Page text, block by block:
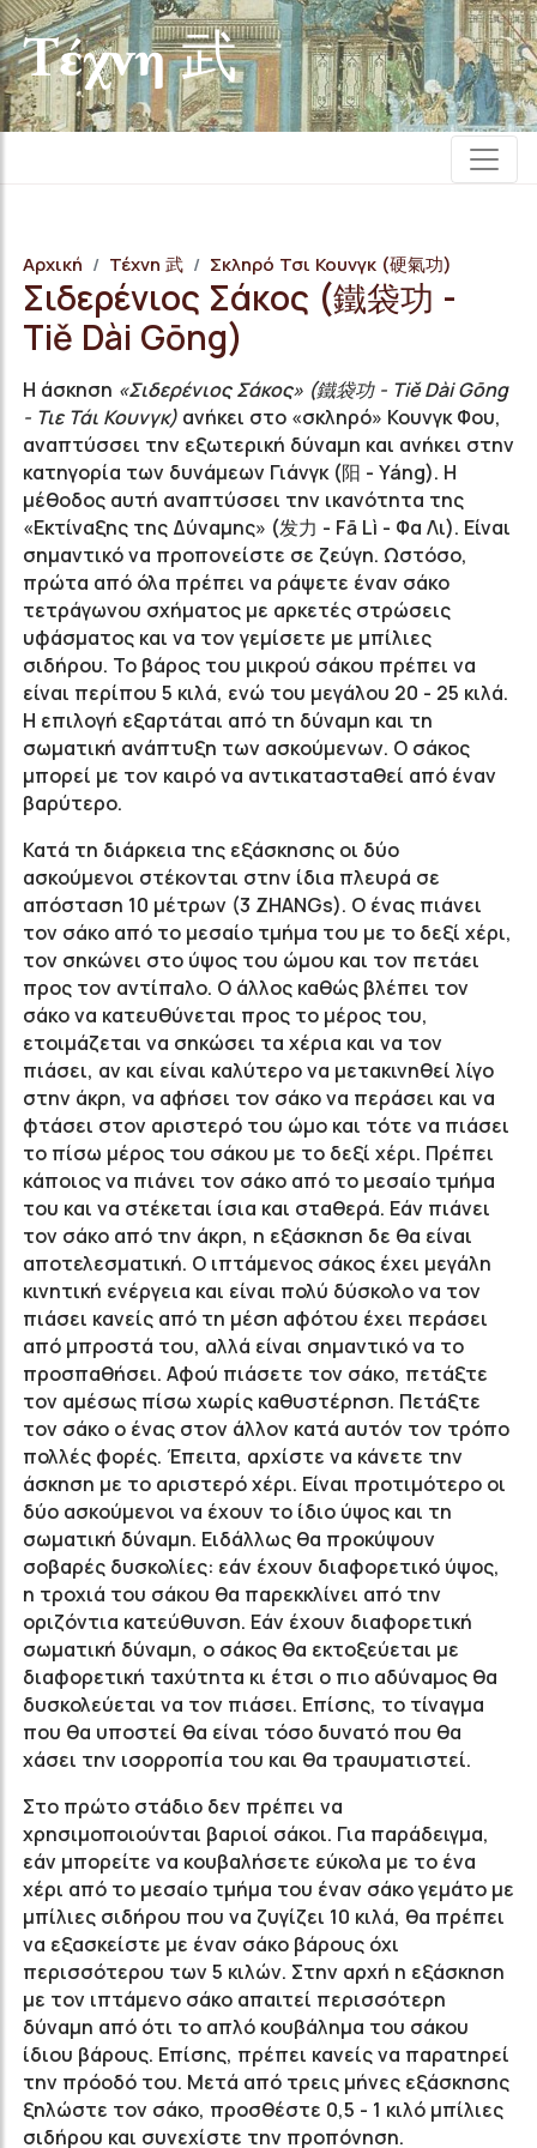
Τέχνη 武
Αρχική Τέχνη 武 Σκληρό Τσι Κουνγκ (硬氣功)
Σιδερένιος Σάκος (鐵袋功 -
Tiě Dài Gōng)
Η άσκηση «Σιδερένιος Σάκος» (鐵袋功 - Tiě Dài Gōng
- Τιε Τάι Κουνγκ) ανήκει στο «σκληρό» Κουνγκ Φου,
αναπτύσσει την εξωτερική δύναμη και ανήκει στην
κατηγορία των δυνάμεων Γιάνγκ (阳 - Yáng). Η
μέθοδος αυτή αναπτύσσει την ικανότητα της
«Εκτίναξης της Δύναμης» (发力 - Fā Lì - Φα Λι). Είναι
σημαντικό να προπονείστε σε ζεύγη. Ωστόσο,
πρώτα από όλα πρέπει να ράψετε έναν σάκο
τετράγωνου σχήματος με αρκετές στρώσεις
υφάσματος και να τον γεμίσετε με μπίλιες
σιδήρου. Το βάρος του μικρού σάκου πρέπει να
είναι περίπου 5 κιλά, ενώ του μεγάλου 20 - 25 κιλά.
Η επιλογή εξαρτάται από τη δύναμη και τη
σωματική ανάπτυξη των ασκούμενων. Ο σάκος
μπορεί με τον καιρό να αντικατασταθεί από έναν
βαρύτερο.
Κατά τη διάρκεια της εξάσκησης οι δύο
ασκούμενοι στέκονται στην ίδια πλευρά σε
απόσταση 10 μέτρων (3 ZHANGs). Ο ένας πιάνει
τον σάκο από το μεσαίο τμήμα του με το δεξί χέρι,
τον σηκώνει στο ύψος του ώμου και τον πετάει
προς τον αντίπαλο. Ο άλλος καθώς βλέπει τον
σάκο να κατευθύνεται προς το μέρος του,
ετοιμάζεται να σηκώσει τα χέρια και να τον
πιάσει, αν και είναι καλύτερο να μετακινηθεί λίγο
στην άκρη, να αφήσει τον σάκο να περάσει και να
φτάσει στον αριστερό του ώμο και τότε να πιάσει
το πίσω μέρος του σάκου με το δεξί χέρι. Πρέπει
κάποιος να πιάνει τον σάκο από το μεσαίο τμήμα
του και να στέκεται ίσια και σταθερά. Εάν πιάνει
τον σάκο από την άκρη, η εξάσκηση δε θα είναι
αποτελεσματική. Ο ιπτάμενος σάκος έχει μεγάλη
κινητική ενέργεια και είναι πολύ δύσκολο να τον
πιάσει κανείς από τη μέση αφότου έχει περάσει
από μπροστά του, αλλά είναι σημαντικό να το
προσπαθήσει. Αφού πιάσετε τον σάκο, πετάξτε
τον αμέσως πίσω χωρίς καθυστέρηση. Πετάξτε
τον σάκο ο ένας στον άλλον κατά αυτόν τον τρόπο
πολλές φορές. Έπειτα, αρχίστε να κάνετε την
άσκηση με το αριστερό χέρι. Είναι προτιμότερο οι
δύο ασκούμενοι να έχουν το ίδιο ύψος και τη
σωματική δύναμη. Ειδάλλως θα προκύψουν
σοβαρές δυσκολίες: εάν έχουν διαφορετικό ύψος,
η τροχιά του σάκου θα παρεκκλίνει από την
οριζόντια κατεύθυνση. Εάν έχουν διαφορετική
σωματική δύναμη, ο σάκος θα εκτοξεύεται με
διαφορετική ταχύτητα κι έτσι ο πιο αδύναμος θα
δυσκολεύεται να τον πιάσει. Επίσης, το τίναγμα
που θα υποστεί θα είναι τόσο δυνατό που θα
χάσει την ισορροπία του και θα τραυματιστεί.
Στο πρώτο στάδιο δεν πρέπει να
χρησιμοποιούνται βαριοί σάκοι. Για παράδειγμα,
εάν μπορείτε να κουβαλήσετε εύκολα με το ένα
χέρι από το μεσαίο τμήμα του έναν σάκο γεμάτο με
μπίλιες σιδήρου που να ζυγίζει 10 κιλά, θα πρέπει
να εξασκείστε με έναν σάκο βάρους όχι
περισσότερου των 5 κιλών. Στην αρχή η εξάσκηση
με τον ιπτάμενο σάκο απαιτεί περισσότερη
δύναμη από ότι το απλό κουβάλημα του σάκου
ίδιου βάρους. Επίσης, πρέπει κανείς να παρατηρεί
την πρόοδό του. Μετά από τρεις μήνες εξάσκησης
ξηλώστε τον σάκο, προσθέστε 0,5 - 1 κιλό μπίλιες
σιδήρου και συνεχίστε την προπόνηση.